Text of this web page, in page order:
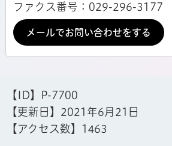
ファクス番号：029-296-3177
メールでお問い合わせをする
【ID】
P-7700
【更新日】 2021年6月21日
【アクセス数】
1463